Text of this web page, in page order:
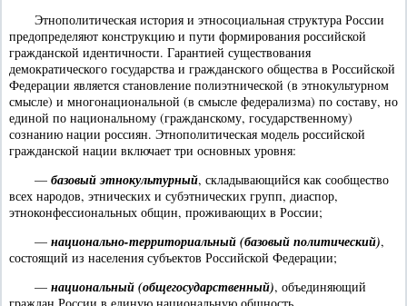
Этнополитическая история и этносоциальная структура России
предопределяют конструкцию и пути формирования российской
гражданской идентичности. Гарантией существования
демократического государства и гражданского общества в Российской
Федерации является становление полиэтнической (в этнокультурном
смысле) и многонациональной (в смысле федерализма) по составу, но
единой по национальному (гражданскому, государственному)
сознанию нации россиян. Этнополитическая модель российской
гражданской нации включает три основных уровня:
— базовый этнокультурный, складывающийся как сообщество
всех народов, этнических и субэтнических групп, диаспор,
этноконфессиональных общин, проживающих в России;
— национально-территориальный (базовый политический),
состоящий из населения субъектов Российской Федерации;
— национальный (общегосударственный), объединяющий